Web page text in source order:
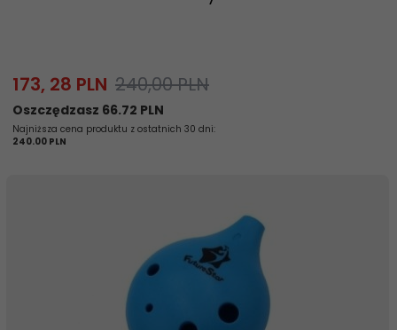
173, 28 PLN 240,00 PLN
Oszczędzasz 66.72 PLN
Najniższa cena produktu z ostatnich 30 dni:
240.00 PLN